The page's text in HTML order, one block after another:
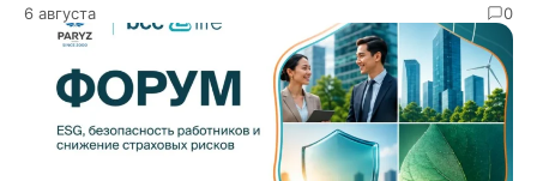
6 августа 0